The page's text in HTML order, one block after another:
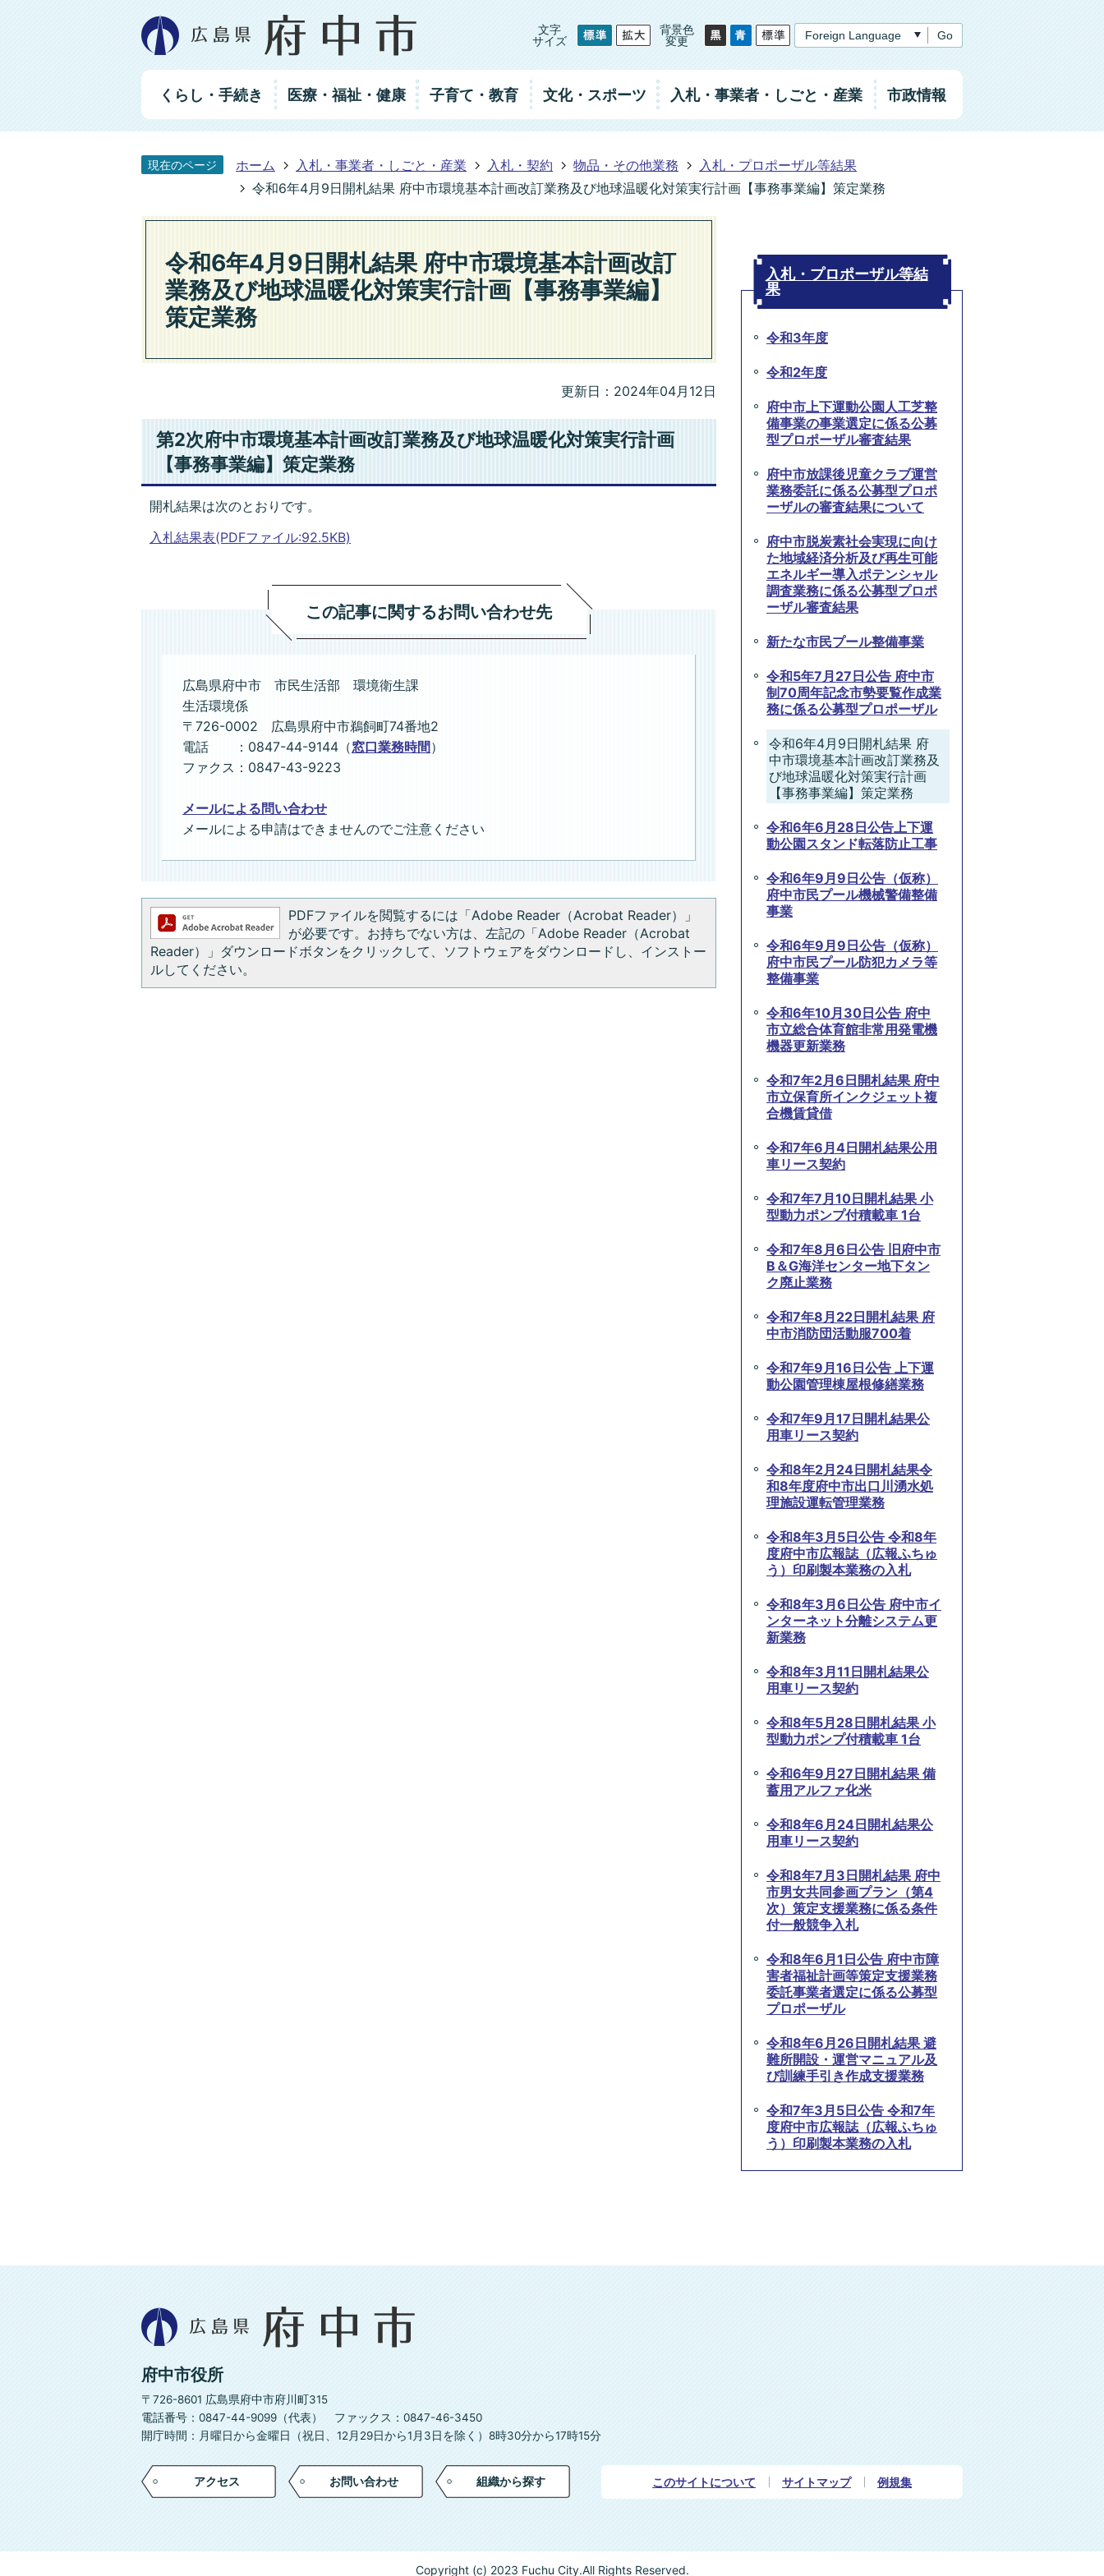
文字
サイズ
背景色
変更
Go
グ
ー
バ
ナ
ー
くらし・手続き 医療・福祉・健康 子育て・教育 文化・スポーツ 入札・事業者 ・しごと ・産業 市政情報
現在のページ ホーム 入札・事業者・しごと・産業 入札・契約 物品・その他業務
入札・プロポーザル等結果
令和6年4月9日開札結果 府中市環境基本計画改訂業務及び地球温暖化対策実行計画【事務事業編】策定業務
令和6年4月9日開札結果 府中市環境基本計画改訂
業務及び地球温暖化対策実行計画【事務事業編】
策定業務
更新日：2024年04月12日
第2次府中市環境基本計画改訂業務及び地球温暖化対策実行計画
【事務事業編】策定業務
開札結果は次のとおりです。
入札結果表(PDFファイル:92.5KB)
この記事に関するお問い合わせ先
広島県府中市 市民生活部 環境衛生課
生活環境係
〒726-0002 広島県府中市鵜飼町74番地2
電話 ：0847-44-9144（窓口業務時間）
ファクス：0847-43-9223
メールによる問い合わせ
メールによる申請はできませんのでご注意ください
PDFファイルを閲覧するには「Adobe Reader（Acrobat Reader）」
が必要です。お持ちでない方は、左記の「Adobe Reader（Acrobat
Reader）」ダウンロードボタンをクリックして、ソフトウェアをダウンロードし、インストー
ルしてください。
入札・プロポーザル等結
果
令和3年度
令和2年度
府中市上下運動公園人工芝整
備事業の事業選定に係る公募
型プロポーザル審査結果
府中市放課後児童クラブ運営
業務委託に係る公募型プロポ
ーザルの審査結果について
府中市脱炭素社会実現に向け
た地域経済分析及び再生可能
エネルギー導入ポテンシャル
調査業務に係る公募型プロポ
ーザル審査結果
新たな市民プール整備事業
令和5年7月27日公告 府中市
制70周年記念市勢要覧作成業
務に係る公募型プロポーザル
令和6年4月9日開札結果 府
中市環境基本計画改訂業務及
び地球温暖化対策実行計画
【事務事業編】策定業務
令和6年6月28日公告上下運
動公園スタンド転落防止工事
令和6年9月9日公告（仮称）
府中市民プール機械警備整備
事業
令和6年9月9日公告（仮称）
府中市民プール防犯カメラ等
整備事業
令和6年10月30日公告 府中
市立総合体育館非常用発電機
機器更新業務
令和7年2月6日開札結果 府中
市立保育所インクジェット複
合機賃貸借
令和7年6月4日開札結果公用
車リース契約
令和7年7月10日開札結果 小
型動力ポンプ付積載車 1台
令和7年8月6日公告 旧府中市
B＆G海洋センター地下タン
ク廃止業務
令和7年8月22日開札結果 府
中市消防団活動服700着
令和7年9月16日公告 上下運
動公園管理棟屋根修繕業務
令和7年9月17日開札結果公
用車リース契約
令和8年2月24日開札結果令
和8年度府中市出口川湧水処
理施設運転管理業務
令和8年3月5日公告 令和8年
度府中市広報誌（広報ふちゅ
う）印刷製本業務の入札
令和8年3月6日公告 府中市イ
ンターネット分離システム更
新業務
令和8年3月11日開札結果公
用車リース契約
令和8年5月28日開札結果 小
型動力ポンプ付積載車 1台
令和6年9月27日開札結果 備
蓄用アルファ化米
令和8年6月24日開札結果公
用車リース契約
令和8年7月3日開札結果 府中
市男女共同参画プラン（第4
次）策定支援業務に係る条件
付一般競争入札
令和8年6月1日公告 府中市障
害者福祉計画等策定支援業務
委託事業者選定に係る公募型
プロポーザル
令和8年6月26日開札結果 避
難所開設・運営マニュアル及
び訓練手引き作成支援業務
令和7年3月5日公告 令和7年
度府中市広報誌（広報ふちゅ
う）印刷製本業務の入札
広
島
県
中
府中市役所
〒726-8601 広島県府中市府川町315
電話番号：0847-44-9099（代表） ファックス：0847-46-3450
開庁時間：月曜日から金曜日（祝日、12月29日から1月3日を除く）8時30分から17時15分
アクセス お問い合わせ 組織から探す このサイトについて サイトマップ 例規集
Copyright (c) 2023 Fuchu City.All Rights Reserved.